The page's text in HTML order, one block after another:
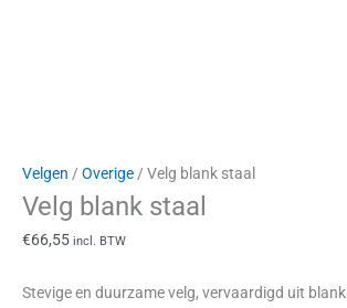
Velgen / Overige/ Velg blank staal
Velg blank staal
€66,55 incl. BTW
Stevige en duurzame velg, vervaardigd uit